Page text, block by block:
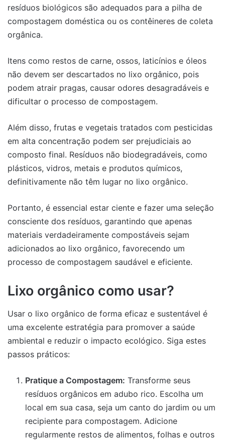
resíduos biológicos são adequados para a pilha de
compostagem doméstica ou os contêineres de coleta
orgânica.
Itens como restos de carne, ossos, laticínios e óleos
não devem ser descartados no lixo orgânico, pois
podem atrair pragas, causar odores desagradáveis e
dificultar o processo de compostagem.
Além disso, frutas e vegetais tratados com pesticidas
em alta concentração podem ser prejudiciais ao
composto final. Resíduos não biodegradáveis, como
plásticos, vidros, metais e produtos químicos,
definitivamente não têm lugar no lixo orgânico.
Portanto, é essencial estar ciente e fazer uma seleção
consciente dos resíduos, garantindo que apenas
materiais verdadeiramente compostáveis sejam
adicionados ao lixo orgânico, favorecendo um
processo de compostagem saudável e eficiente.
Lixo orgânico como usar?
Usar o lixo orgânico de forma eficaz e sustentável é
uma excelente estratégia para promover a saúde
ambiental e reduzir o impacto ecológico. Siga estes
passos práticos:
Pratique a Compostagem: Transforme seus
resíduos orgânicos em adubo rico. Escolha um
local em sua casa, seja um canto do jardim ou um
recipiente para compostagem. Adicione
regularmente restos de alimentos, folhas e outros